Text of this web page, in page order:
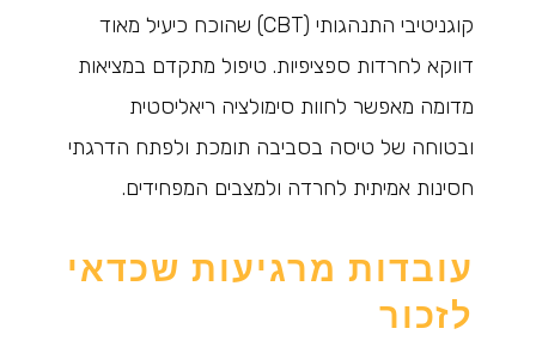
קוגניטיבי התנהגותי (CBT) שהוכח כיעיל מאוד
דווקא לחרדות ספציפיות. טיפול מתקדם במציאות
מדומה מאפשר לחוות סימולציה ריאליסטית
ובטוחה של טיסה בסביבה תומכת ולפתח הדרגתי
חסינות אמיתית לחרדה ולמצבים המפחידים.
עובדות מרגיעות שכדאי
לזכור